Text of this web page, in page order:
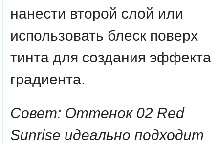
нанести второй слой или
использовать блеск поверх
тинта для создания эффекта
градиента.
Совет: Оттенок 02 Red
Sunrise идеально подходит